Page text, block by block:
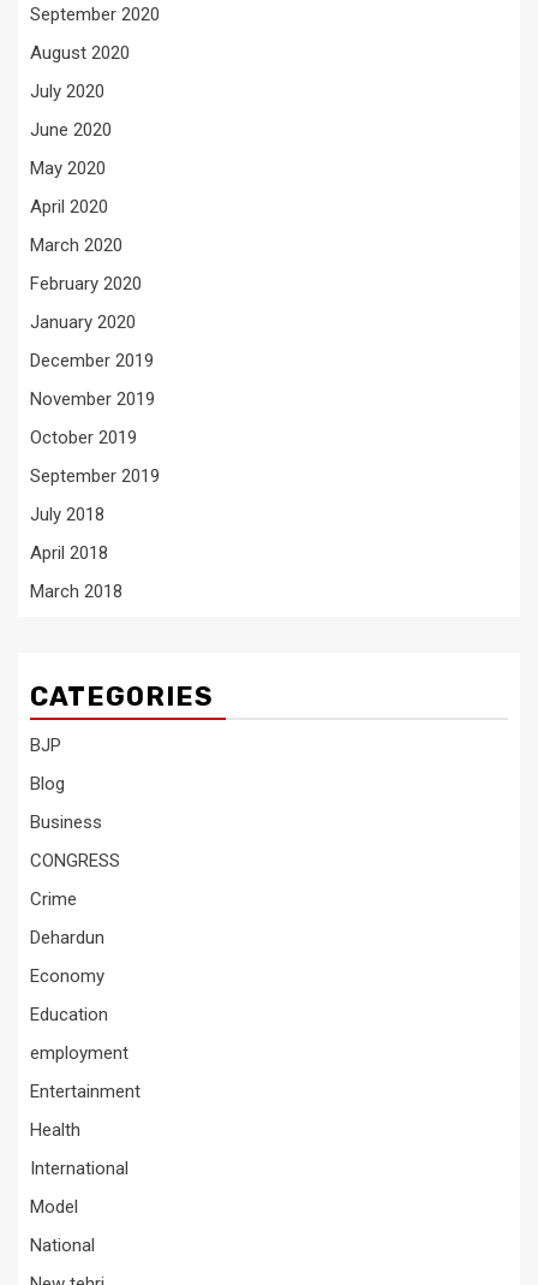
September 2020
August 2020
July 2020
June 2020
May 2020
April 2020
March 2020
February 2020
January 2020
December 2019
November 2019
October 2019
September 2019
July 2018
April 2018
March 2018
CATEGORIES
BJP
Blog
Business
CONGRESS
Crime
Dehardun
Economy
Education
employment
Entertainment
Health
International
Model
National